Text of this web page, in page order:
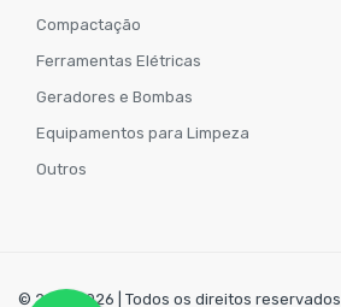
Compactação
Ferramentas Elétricas
Geradores e Bombas
Equipamentos para Limpeza
Outros
© 2019-2026 | Todos os direitos reservados